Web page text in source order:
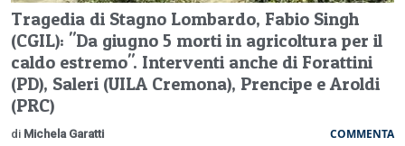
Tragedia di Stagno Lombardo, Fabio Singh
(CGIL): "Da giugno 5 morti in agricoltura per il
caldo estremo". Interventi anche di Forattini
(PD), Saleri (UILA Cremona), Prencipe e Aroldi
(PRC)
di Michela Garatti COMMENTA